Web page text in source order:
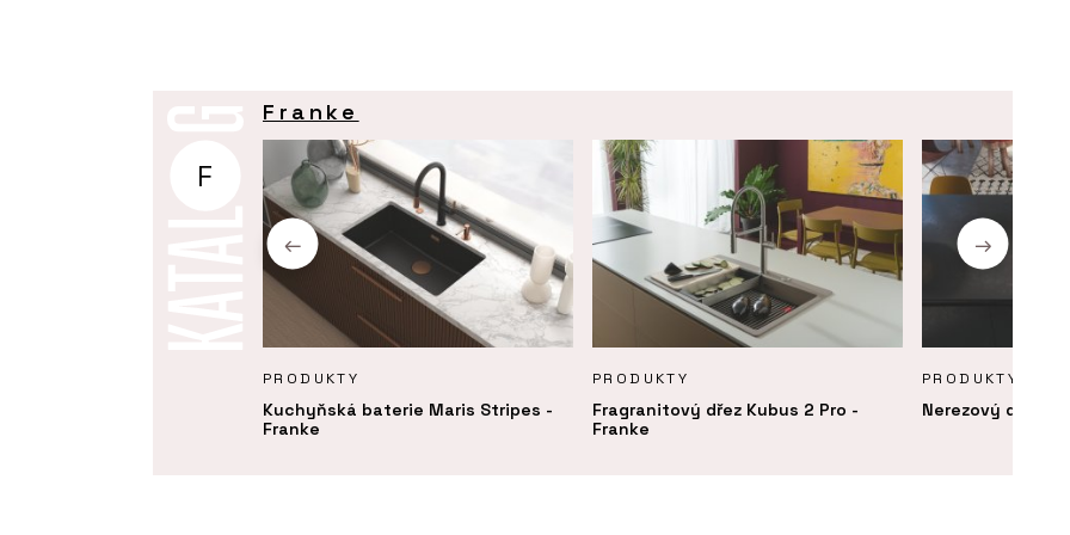
F
Franke
PRODUKTY
Kuchyňská baterie Maris Stripes -
Franke
PRODUKTY
Fragranitový dřez Kubus 2 Pro -
Franke
PRODUKTY
Nerezový dřez